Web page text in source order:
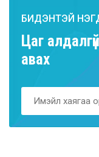
БИДЭНТЭЙ
Цаг
авах